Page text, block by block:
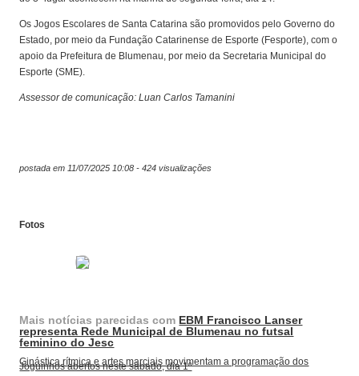
Os Jogos Escolares de Santa Catarina são promovidos pelo Governo do
Estado, por meio da Fundação Catarinense de Esporte (Fesporte), com o
apoio da Prefeitura de Blumenau, por meio da Secretaria Municipal do
Esporte (SME).
Assessor de comunicação: Luan Carlos Tamanini
postada em 11/07/2025 10:08 - 424 visualizações
Fotos
Mais notícias parecidas com EBM Francisco Lanser
representa Rede Municipal de Blumenau no futsal
feminino do Jesc
Ginástica rítmica e artes marciais movimentam a programação dos
Joguinhos abertos neste sábado, dia 1º